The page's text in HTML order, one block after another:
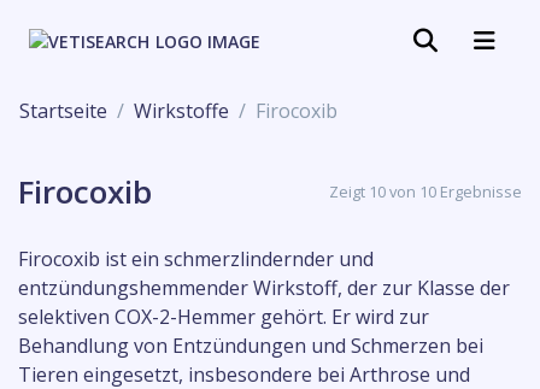
Startseite Wirkstoffe Firocoxib
Firocoxib Zeigt 10 von 10 Ergebnisse
Firocoxib ist ein schmerzlindernder und
entzündungshemmender Wirkstoff, der zur Klasse der
selektiven COX-2-Hemmer gehört. Er wird zur
Behandlung von Entzündungen und Schmerzen bei
Tieren eingesetzt, insbesondere bei Arthrose und